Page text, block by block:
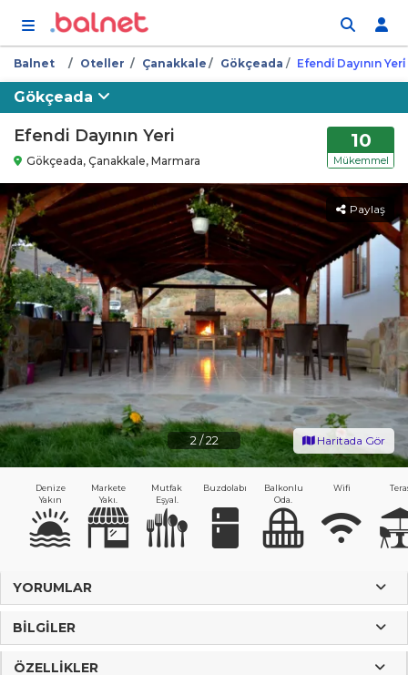
Balnet Oteller Çanakkale Gökçeada Efendi̇ Dayının Yeri̇
Gökçeada
Efendi Dayının Yeri
Gökçeada, Çanakkale, Marmara
10
Mükemmel
2 /22
Paylaş
Haritada Gör
Denize
Yakın
Markete
Yakı.
Mutfak
Eşyal.
Buzdolabı
Balkonlu
Oda.
Wifi
YORUMLAR
BILGILER
ÖZELLIKLER